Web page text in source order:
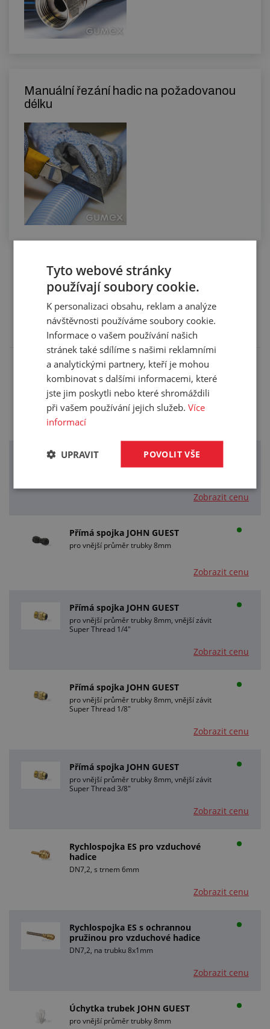
Manuální řezání hadic na požadovanou
délku
Příslušenství (12)
Zde je pro vás připravené příslušenství, které
doporučujeme k tomuto produktu.
L-úhlová spojka 90° JOHN GUEST s
hrdlem
pro vnější průměr trubky 8mm
L-úhlová spojka 90° JOHN GUEST
pro vnější průměr trubky 8mm
Zobrazit cenu
Přímá spojka JOHN GUEST
pro vnější průměr trubky 8mm
Zobrazit cenu
Přímá spojka JOHN GUEST
pro vnější průměr trubky 8mm, vnější závit
Super Thread 1/4"
Zobrazit cenu
Přímá spojka JOHN GUEST
pro vnější průměr trubky 8mm, vnější závit
Super Thread 1/8"
Zobrazit cenu
Přímá spojka JOHN GUEST
pro vnější průměr trubky 8mm, vnější závit
Super Thread 3/8"
Zobrazit cenu
Rychlospojka ES pro vzduchové
hadice
DN7,2, s trnem 6mm
Zobrazit cenu
Rychlospojka ES s ochrannou
pružinou pro vzduchové hadice
DN7,2, na trubku 8x1mm
Zobrazit cenu
Úchytka trubek JOHN GUEST
pro vnější průměr trubky 8mm
Tyto webové stránky
používají soubory cookie.
K personalizaci obsahu, reklam a analýze
návštěvnosti používáme soubory cookie.
Informace o vašem používání našich
stránek také sdílíme s našimi reklamními
a analytickými partnery, kteří je mohou
kombinovat s dalšími informacemi, které
jste jim poskytli nebo které shromáždili
při vašem používání jejich služeb.Více
informací
POVOLIT VŠE
UPRAVIT